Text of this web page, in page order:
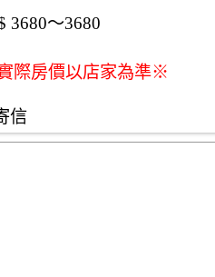
3680～3680
際房價以店家為準※
信